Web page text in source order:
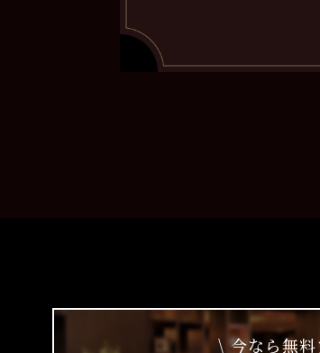
\ 今なら無